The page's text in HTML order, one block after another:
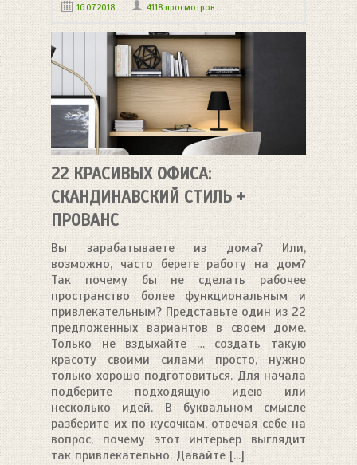
16.07.2018 4118 просмотров
22 КРАСИВЫХ ОФИСА:
СКАНДИНАВСКИЙ СТИЛЬ +
ПРОВАНС
Вы зарабатываете из дома? Или,
возможно, часто берете работу на дом?
Так почему бы не сделать рабочее
пространство более функциональным и
привлекательным? Представьте один из 22
предложенных вариантов в своем доме.
Только не вздыхайте … создать такую
красоту своими силами просто, нужно
только хорошо подготовиться. Для начала
подберите подходящую идею или
несколько идей. В буквальном смысле
разберите их по кусочкам, отвечая себе на
вопрос, почему этот интерьер выглядит
так привлекательно. Давайте [...]